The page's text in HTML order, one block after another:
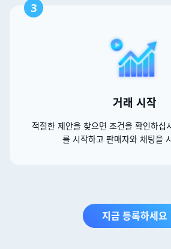
3
거래 시작
적절한 제안을 찾으면 조건을 확인하십
를 시작하고 판매자와 채팅을
지금 등록하세요